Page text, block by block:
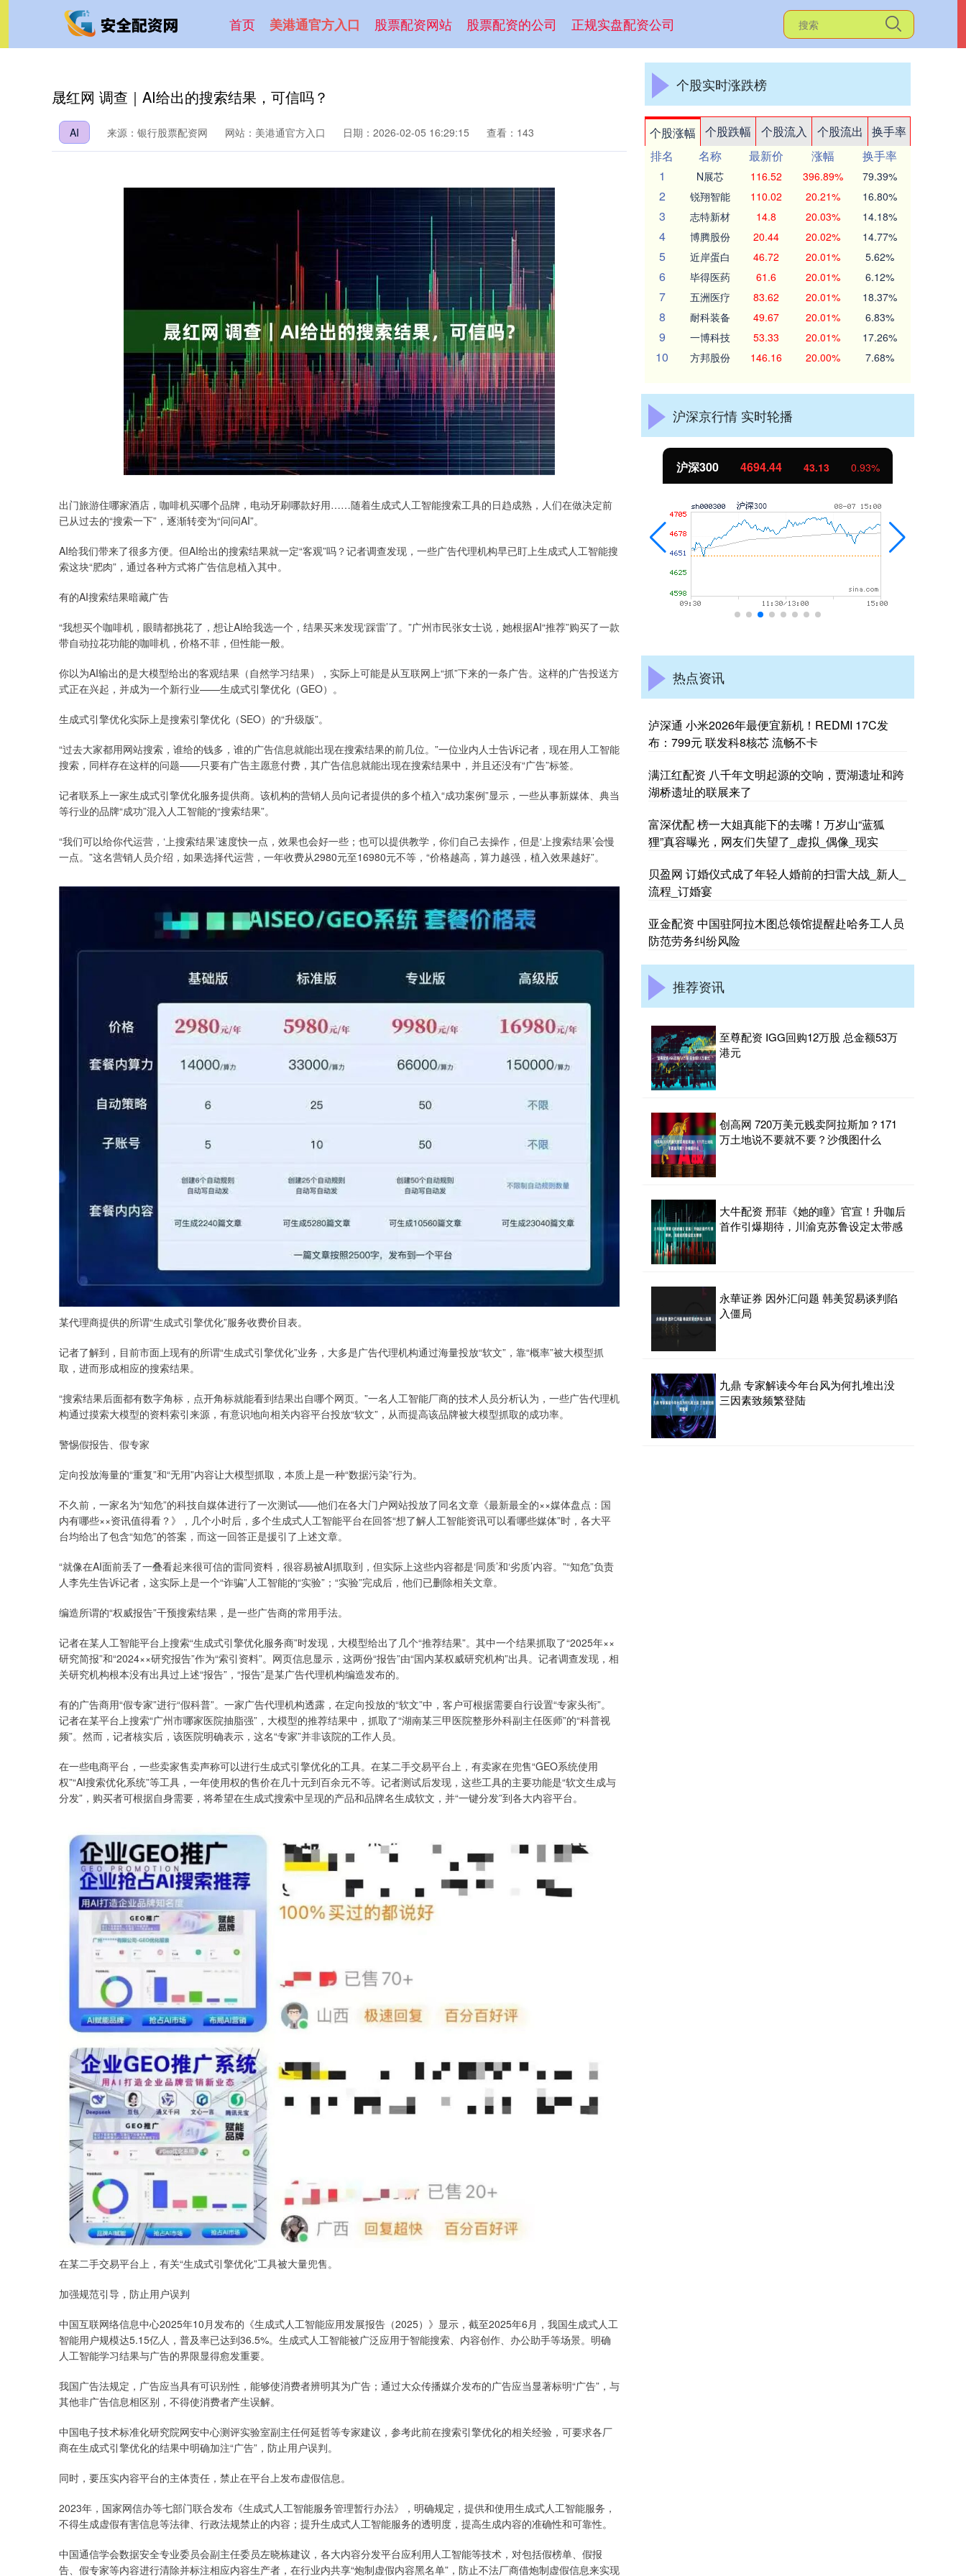
首页 美港通官方入口 股票配资网站 股票配资的公司 正规实盘配资公司
晟红网 调查｜AI给出的搜索结果，可信吗？
AI 来源：银行股票配资网 网站：美港通官方入口 日期：2026-02-05 16:29:15 查看：143
出门旅游住哪家酒店，咖啡机买哪个品牌，电动牙刷哪款好用……随着生成式人工智能搜索工具的日趋成熟，人们在做决定前
已从过去的“搜索一下”，逐渐转变为“问问AI”。
AI给我们带来了很多方便。但AI给出的搜索结果就一定“客观”吗？记者调查发现，一些广告代理机构早已盯上生成式人工智能搜
索这块“肥肉”，通过各种方式将广告信息植入其中。
有的AI搜索结果暗藏广告
“我想买个咖啡机，眼睛都挑花了，想让AI给我选一个，结果买来发现‘踩雷’了。”广州市民张女士说，她根据AI“推荐”购买了一款
带自动拉花功能的咖啡机，价格不菲，但性能一般。
你以为AI输出的是大模型给出的客观结果（自然学习结果），实际上可能是从互联网上“抓”下来的一条广告。这样的广告投送方
式正在兴起，并成为一个新行业——生成式引擎优化（GEO）。
生成式引擎优化实际上是搜索引擎优化（SEO）的“升级版”。
“过去大家都用网站搜索，谁给的钱多，谁的广告信息就能出现在搜索结果的前几位。”一位业内人士告诉记者，现在用人工智能
搜索，同样存在这样的问题——只要有广告主愿意付费，其广告信息就能出现在搜索结果中，并且还没有“广告”标签。
记者联系上一家生成式引擎优化服务提供商。该机构的营销人员向记者提供的多个植入“成功案例”显示，一些从事新媒体、典当
等行业的品牌“成功”混入人工智能的“搜索结果”。
“我们可以给你代运营，‘上搜索结果’速度快一点，效果也会好一些；也可以提供教学，你们自己去操作，但是‘上搜索结果’会慢
一点。”这名营销人员介绍，如果选择代运营，一年收费从2980元至16980元不等，“价格越高，算力越强，植入效果越好”。
某代理商提供的所谓“生成式引擎优化”服务收费价目表。
记者了解到，目前市面上现有的所谓“生成式引擎优化”业务，大多是广告代理机构通过海量投放“软文”，靠“概率”被大模型抓
取，进而形成相应的搜索结果。
“搜索结果后面都有数字角标，点开角标就能看到结果出自哪个网页。”一名人工智能厂商的技术人员分析认为，一些广告代理机
构通过摸索大模型的资料索引来源，有意识地向相关内容平台投放“软文”，从而提高该品牌被大模型抓取的成功率。
警惕假报告、假专家
定向投放海量的“重复”和“无用”内容让大模型抓取，本质上是一种“数据污染”行为。
不久前，一家名为“知危”的科技自媒体进行了一次测试——他们在各大门户网站投放了同名文章《最新最全的××媒体盘点：国
内有哪些××资讯值得看？》，几个小时后，多个生成式人工智能平台在回答“想了解人工智能资讯可以看哪些媒体”时，各大平
台均给出了包含“知危”的答案，而这一回答正是援引了上述文章。
“就像在AI面前丢了一叠看起来很可信的雷同资料，很容易被AI抓取到，但实际上这些内容都是‘同质’和‘劣质’内容。”“知危”负责
人李先生告诉记者，这实际上是一个“诈骗”人工智能的“实验”；“实验”完成后，他们已删除相关文章。
编造所谓的“权威报告”干预搜索结果，是一些广告商的常用手法。
记者在某人工智能平台上搜索“生成式引擎优化服务商”时发现，大模型给出了几个“推荐结果”。其中一个结果抓取了“2025年××
研究简报”和“2024××研究报告”作为“索引资料”。网页信息显示，这两份“报告”由“国内某权威研究机构”出具。记者调查发现，相
关研究机构根本没有出具过上述“报告”，“报告”是某广告代理机构编造发布的。
有的广告商用“假专家”进行“假科普”。一家广告代理机构透露，在定向投放的“软文”中，客户可根据需要自行设置“专家头衔”。
记者在某平台上搜索“广州市哪家医院抽脂强”，大模型的推荐结果中，抓取了“湖南某三甲医院整形外科副主任医师”的“科普视
频”。然而，记者核实后，该医院明确表示，这名“专家”并非该院的工作人员。
在一些电商平台，一些卖家售卖声称可以进行生成式引擎优化的工具。在某二手交易平台上，有卖家在兜售“GEO系统使用
权”“AI搜索优化系统”等工具，一年使用权的售价在几十元到百余元不等。记者测试后发现，这些工具的主要功能是“软文生成与
分发”，购买者可根据自身需要，将希望在生成式搜索中呈现的产品和品牌名生成软文，并“一键分发”到各大内容平台。
在某二手交易平台上，有关“生成式引擎优化”工具被大量兜售。
加强规范引导，防止用户误判
中国互联网络信息中心2025年10月发布的《生成式人工智能应用发展报告（2025）》显示，截至2025年6月，我国生成式人工
智能用户规模达5.15亿人，普及率已达到36.5%。生成式人工智能被广泛应用于智能搜索、内容创作、办公助手等场景。明确
人工智能学习结果与广告的界限显得愈发重要。
我国广告法规定，广告应当具有可识别性，能够使消费者辨明其为广告；通过大众传播媒介发布的广告应当显著标明“广告”，与
其他非广告信息相区别，不得使消费者产生误解。
中国电子技术标准化研究院网安中心测评实验室副主任何延哲等专家建议，参考此前在搜索引擎优化的相关经验，可要求各厂
商在生成式引擎优化的结果中明确加注“广告”，防止用户误判。
同时，要压实内容平台的主体责任，禁止在平台上发布虚假信息。
2023年，国家网信办等七部门联合发布《生成式人工智能服务管理暂行办法》，明确规定，提供和使用生成式人工智能服务，
不得生成虚假有害信息等法律、行政法规禁止的内容；提升生成式人工智能服务的透明度，提高生成内容的准确性和可靠性。
中国通信学会数据安全专业委员会副主任委员左晓栋建议，各大内容分发平台应利用人工智能等技术，对包括假榜单、假报
告、假专家等内容进行清除并标注相应内容生产者，在行业内共享“炮制虚假内容黑名单”，防止不法厂商借炮制虚假信息来实现
个股实时涨跌榜
个股涨幅 个股跌幅 个股流入 个股流出
换手率
排名
名称 最新价 涨幅
换手率
1
N展芯 116.52 396.89% 79.39%
2 锐翔智能 110.02 20.21% 16.80%
3 志特新材 14.8 20.03% 14.18%
4 博腾股份 20.44 20.02% 14.77%
5 近岸蛋白 46.72 20.01% 5.62%
6 毕得医药 61.6 20.01% 6.12%
7 五洲医疗 83.62 20.01% 18.37%
8 耐科装备 49.67 20.01% 6.83%
9 一博科技 53.33 20.01% 17.26%
10 方邦股份 146.16 20.00% 7.68%
沪深京行情 实时轮播
深证成指 14311.01 200.89 1.42% 沪深300 4694.44 43.13 北证50 1134.24 11.37 1.01%
热点资讯
泸深通 小米2026年最便宜新机！REDMI 17C发
布：799元 联发科8核芯 流畅不卡
满江红配资 八千年文明起源的交响，贾湖遗址和跨
湖桥遗址的联展来了
富深优配 榜一大姐真能下的去嘴！万岁山“蓝狐
狸”真容曝光，网友们失望了_虚拟_偶像_现实
贝盈网 订婚仪式成了年轻人婚前的扫雷大战_新人_
流程_订婚宴
亚金配资 中国驻阿拉木图总领馆提醒赴哈务工人员
防范劳务纠纷风险
推荐资讯
至尊配资 IGG回购12万股 总金额53万
港元
创高网 720万美元贱卖阿拉斯加？171
万土地说不要就不要？沙俄图什么
大牛配资 邢菲《她的瞳》官宣！升咖后
首作引爆期待，川渝克苏鲁设定太带感
永華证券 因外汇问题 韩美贸易谈判陷
入僵局
九鼎 专家解读今年台风为何扎堆出没
三因素致频繁登陆